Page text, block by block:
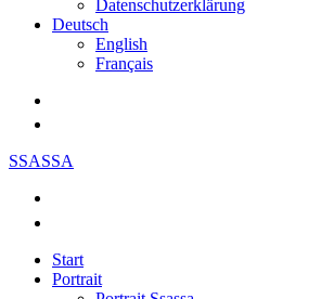
Datenschutzerklärung
Deutsch
English
Français
SSASSA
Start
Portrait